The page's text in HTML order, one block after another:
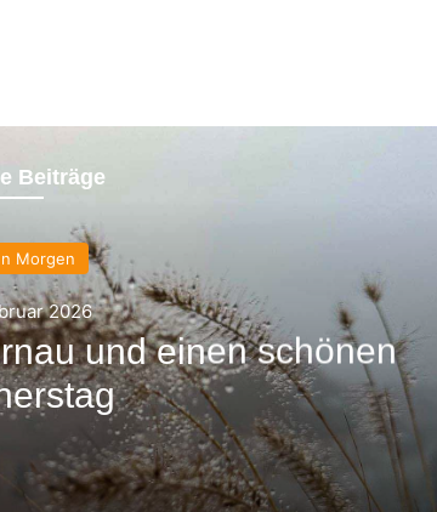
Beiträge
Morgen
2026
und einen schönen